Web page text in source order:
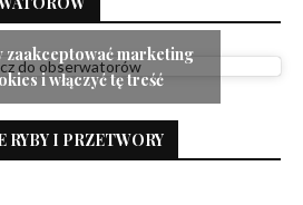
do obserwatorów
zaakceptować marketing
i włączyć tę treść
RYBY I PRZETWORY